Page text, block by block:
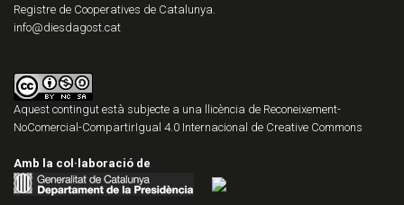
Registre de Cooperatives de Catalunya.
info@diesdagost.cat
Aquest contingut està subjecte a una llicència de Reconeixement-
NoComercial-CompartirIgual 4.0 Internacional de Creative Commons
Amb la col·laboració de